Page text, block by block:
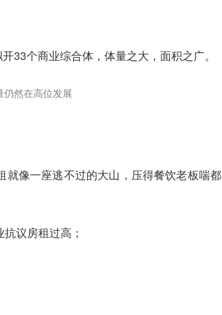
33个商业综合体，体量之大，面积之广。
然在高位发展
像一座逃不过的大山，压得餐饮老板喘都
议房租过高；